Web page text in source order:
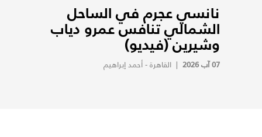
نانسي عجرم في الساحل
الشمالي تنافس عمرو دياب
وشيرين (فيديو)
07 آب 2026 | القاهرة - أحمد إبراهيم